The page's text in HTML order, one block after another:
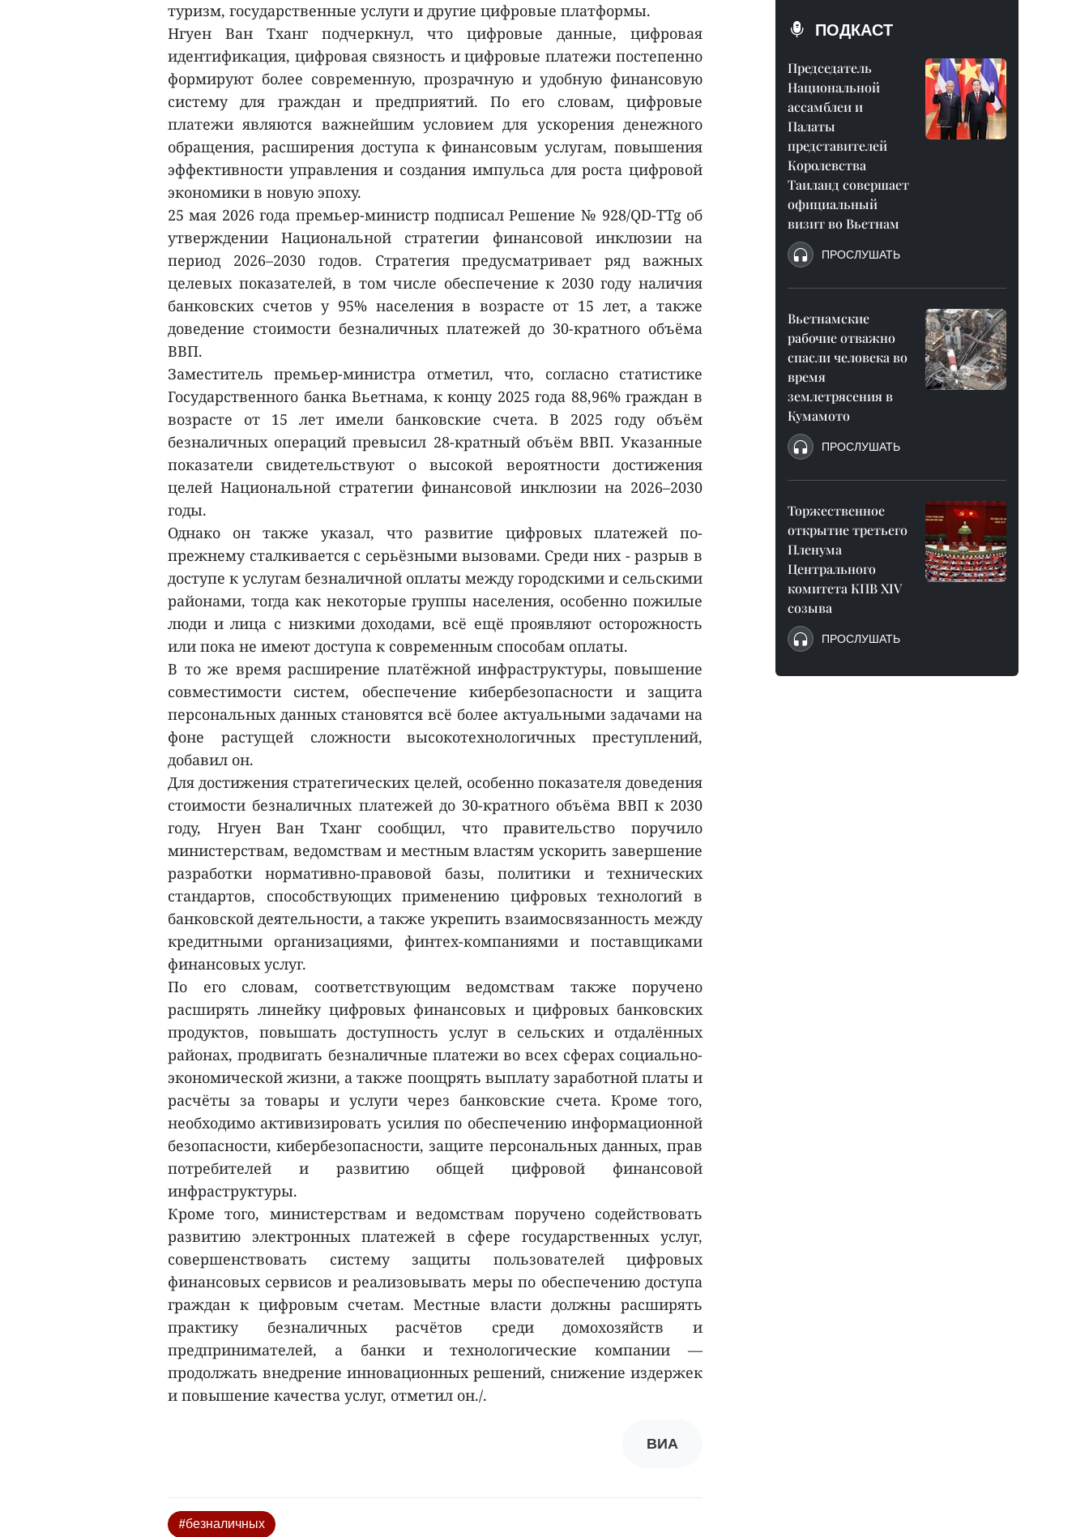
туризм, государственные услуги и другие цифровые платформы.
Нгуен Ван Тханг подчеркнул, что цифровые данные, цифровая
идентификация, цифровая связность и цифровые платежи постепенно
формируют более современную, прозрачную и удобную финансовую
систему для граждан и предприятий. По его словам, цифровые
платежи являются важнейшим условием для ускорения денежного
обращения, расширения доступа к финансовым услугам, повышения
эффективности управления и создания импульса для роста цифровой
экономики в новую эпоху.
25 мая 2026 года премьер-министр подписал Решение № 928/QD-TTg об
утверждении Национальной стратегии финансовой инклюзии на
период 2026–2030 годов. Стратегия предусматривает ряд важных
целевых показателей, в том числе обеспечение к 2030 году наличия
банковских счетов у 95% населения в возрасте от 15 лет, а также
доведение стоимости безналичных платежей до 30-кратного объёма
ВВП.
Заместитель премьер-министра отметил, что, согласно статистике
Государственного банка Вьетнама, к концу 2025 года 88,96% граждан в
возрасте от 15 лет имели банковские счета. В 2025 году объём
безналичных операций превысил 28-кратный объём ВВП. Указанные
показатели свидетельствуют о высокой вероятности достижения
целей Национальной стратегии финансовой инклюзии на 2026–2030
годы.
Однако он также указал, что развитие цифровых платежей по-
прежнему сталкивается с серьёзными вызовами. Среди них - разрыв в
доступе к услугам безналичной оплаты между городскими и сельскими
районами, тогда как некоторые группы населения, особенно пожилые
люди и лица с низкими доходами, всё ещё проявляют осторожность
или пока не имеют доступа к современным способам оплаты.
В то же время расширение платёжной инфраструктуры, повышение
совместимости систем, обеспечение кибербезопасности и защита
персональных данных становятся всё более актуальными задачами на
фоне растущей сложности высокотехнологичных преступлений,
добавил он.
Для достижения стратегических целей, особенно показателя доведения
стоимости безналичных платежей до 30-кратного объёма ВВП к 2030
году, Нгуен Ван Тханг сообщил, что правительство поручило
министерствам, ведомствам и местным властям ускорить завершение
разработки нормативно-правовой базы, политики и технических
стандартов, способствующих применению цифровых технологий в
банковской деятельности, а также укрепить взаимосвязанность между
кредитными организациями, финтех-компаниями и поставщиками
финансовых услуг.
По его словам, соответствующим ведомствам также поручено
расширять линейку цифровых финансовых и цифровых банковских
продуктов, повышать доступность услуг в сельских и отдалённых
районах, продвигать безналичные платежи во всех сферах социально-
экономической жизни, а также поощрять выплату заработной платы и
расчёты за товары и услуги через банковские счета. Кроме того,
необходимо активизировать усилия по обеспечению информационной
безопасности, кибербезопасности, защите персональных данных, прав
потребителей и развитию общей цифровой финансовой
инфраструктуры.
Кроме того, министерствам и ведомствам поручено содействовать
развитию электронных платежей в сфере государственных услуг,
совершенствовать систему защиты пользователей цифровых
финансовых сервисов и реализовывать меры по обеспечению доступа
граждан к цифровым счетам. Местные власти должны расширять
практику безналичных расчётов среди домохозяйств и
предпринимателей, а банки и технологические компании —
продолжать внедрение инновационных решений, снижение издержек
и повышение качества услуг, отметил он./.
ВИА
#безналичных
ПОДКАСТ
Председатель
Национальной
ассамблеи и
Палаты
представителей
Королевства
Таиланд совершает
официальный
визит во Вьетнам
ПРОСЛУШАТЬ
Вьетнамские
рабочие отважно
спасли человека во
время
землетрясения в
Кумамото
ПРОСЛУШАТЬ
Торжественное
открытие третьего
Пленума
Центрального
комитета КПВ XIV
созыва
ПРОСЛУШАТЬ